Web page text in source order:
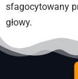
sfagocytowany
głowy.